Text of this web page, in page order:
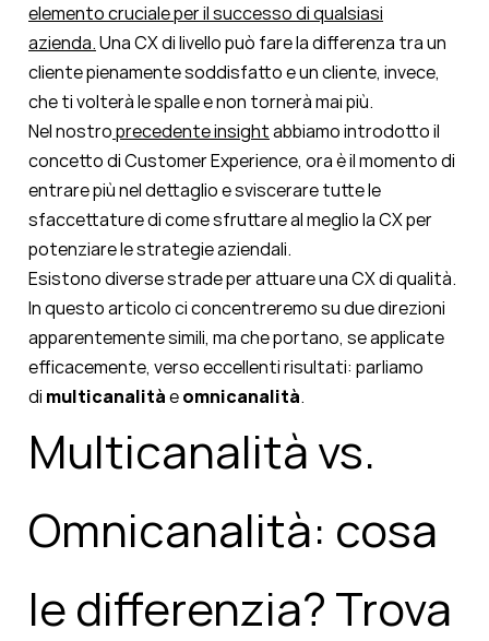
elemento cruciale per il successo di qualsiasi
azienda.Una CX di livello può fare la differenza tra un
cliente pienamente soddisfatto e un cliente, invece,
che ti volterà le spalle e non tornerà mai più.
Nel nostroprecedente insightabbiamo introdotto il
concetto di Customer Experience, ora è il momento di
entrare più nel dettaglio e sviscerare tutte le
sfaccettature di come sfruttare al meglio la CX per
potenziare le strategie aziendali.
Esistono diverse strade per attuare una CX di qualità.
In questo articolo ci concentreremo su due direzioni
apparentemente simili, ma che portano, se applicate
efficacemente, verso eccellenti risultati: parliamo
di multicanalitàeomnicanalità.
Multicanalità vs.
Omnicanalità: cosa
le differenzia? Trova